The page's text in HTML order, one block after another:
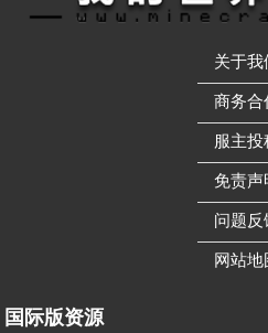
关于我
商务合
服主投
免责声
问题反
网站地
国际版资源